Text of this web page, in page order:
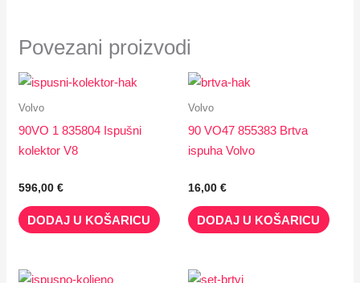
Povezani proizvodi
Volvo
90VO 1 835804 Ispušni
kolektor V8
596,00€
DODAJ U KOŠARICU
Volvo
90 VO47 855383 Brtva
ispuha Volvo
16,00 €
DODAJ U KOŠARICU